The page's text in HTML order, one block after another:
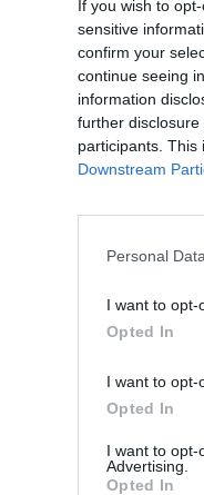
If you wish to
sensitive
confirm your
continue seeing
information
further disclosure
participants. This
Downstream
Personal
I want to opt-
Opted In
I want to opt-
Opted In
I want to opt-
Advertising.
Opted In